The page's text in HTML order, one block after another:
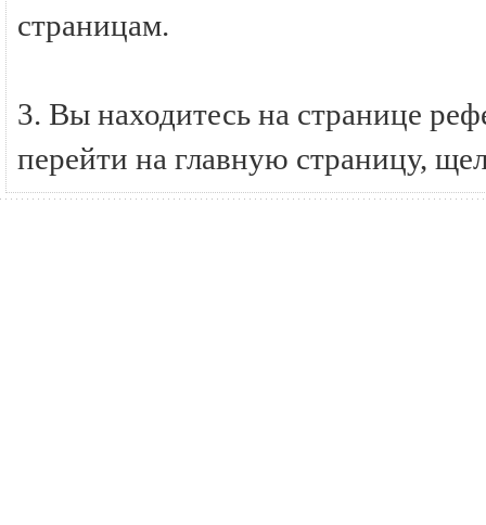
страницам.
3. Вы находитесь на странице
перейти на главную страницу,